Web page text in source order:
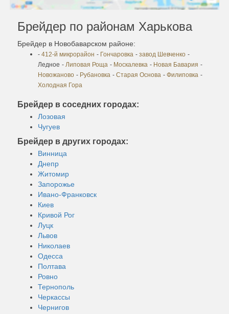
Брейдер по районам Харькова
Брейдер в Новобаварском районе:
- 412-й микрорайон - Гончаровка - завод Шевченко -
Ледное - Липовая Роща - Москалевка - Новая Бавария -
Новожаново - Рубановка - Старая Основа - Филиповка -
Холодная Гора
Брейдер в соседних городах:
Лозовая
Чугуев
Брейдер в других городах:
Винница
Днепр
Житомир
Запорожье
Ивано-Франковск
Киев
Кривой Рог
Луцк
Львов
Николаев
Одесса
Полтава
Ровно
Тернополь
Черкассы
Чернигов